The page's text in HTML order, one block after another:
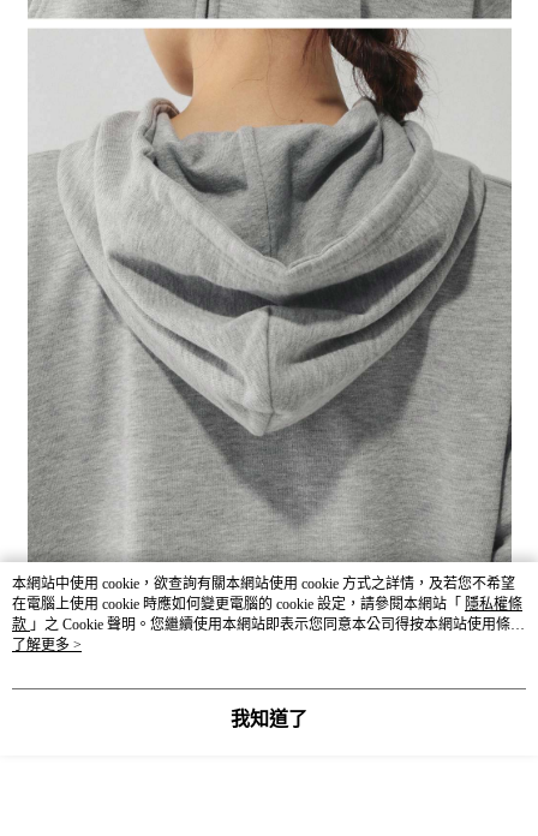
本網站中使用 cookie，欲查詢有關本網站使用 cookie 方式之詳情，及若您不希望
在電腦上使用 cookie 時應如何變更電腦的 cookie 設定，請參閱本網站「 隱私權條
款 」之 Cookie 聲明。您繼續使用本網站即表示您同意本公司得按本網站使用條款
之 Cookie 聲明使用 cookie。
了解更多 >
我知道了